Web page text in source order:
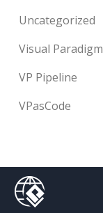
Uncategorized
Visual Paradigm
VP Pipeline
VPasCode